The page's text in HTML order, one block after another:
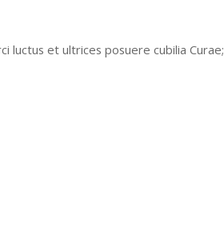
luctus et ultrices posuere cubilia Curae;